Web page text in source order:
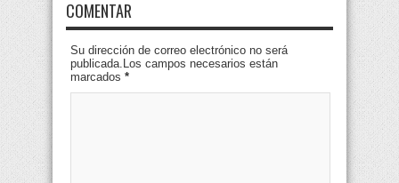
COMENTAR
Su dirección de correo electrónico no será
publicada.Los campos necesarios están
marcados *